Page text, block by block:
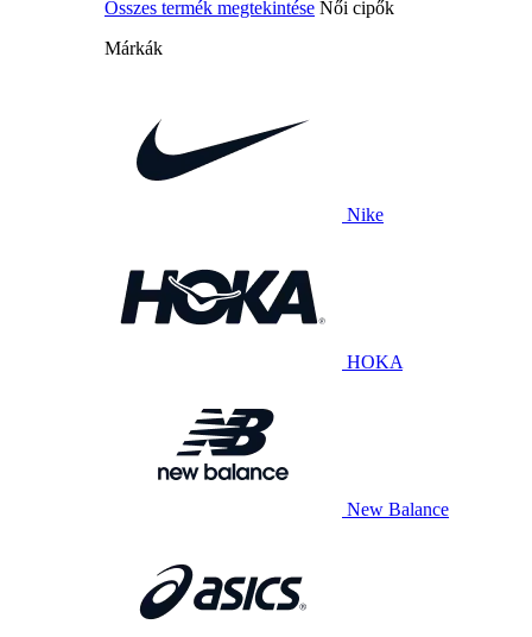
Összes termék megtekintése Női cipők
Márkák
Nike
HOKA
New Balance